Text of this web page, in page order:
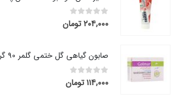
۲۰۴,۰۰۰تومان
صابون گیاهی گل ختمی گلمر 90 گرم
۱۱۴,۰۰۰تومان